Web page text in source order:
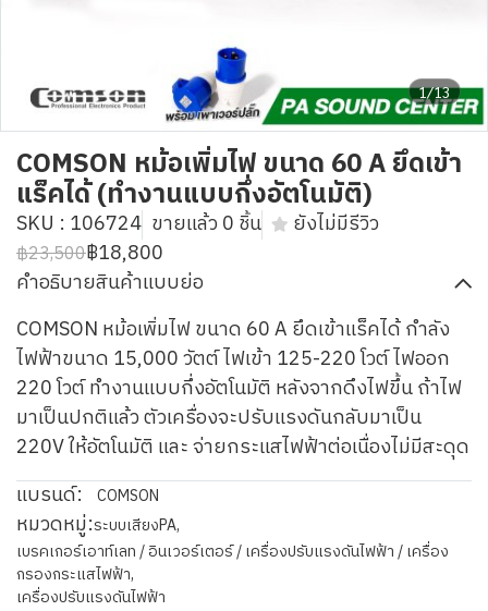
1/13
COMSON หม้อเพิ่มไฟ ขนาด 60 A ยึดเข้า
แร็คได้ (ทำงานแบบกึ่งอัตโนมัติ)
SKU : 106724 ขายแล้ว 0 ชิ้น ยังไม่มีรีวิว
฿23,500฿18,800
คำอธิบายสินค้าแบบย่อ
COMSON หม้อเพิ่มไฟ ขนาด 60 A ยึดเข้าแร็คได้ กำลัง
ไฟฟ้าขนาด 15,000 วัตต์ ไฟเข้า 125-220 โวต์ ไฟออก
220 โวต์ ทำงานแบบกึ่งอัตโนมัติ หลังจากดึงไฟขึ้น ถ้าไฟ
มาเป็นปกติแล้ว ตัวเครื่องจะปรับแรงดันกลับมาเป็น
220V ให้อัตโนมัติ และ จ่ายกระแสไฟฟ้าต่อเนื่องไม่มีสะดุด
แบรนด์:
COMSON
หมวดหมู่:ระบบเสียงPA,
เบรคเกอร์เอาท์เลท / อินเวอร์เตอร์ / เครื่องปรับแรงดันไฟฟ้า / เครื่อง
กรองกระแสไฟฟ้า,
เครื่องปรับแรงดันไฟฟ้า